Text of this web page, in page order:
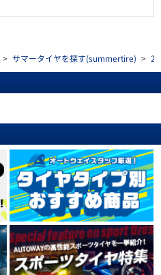
> サマータイヤを探す(summertire) >